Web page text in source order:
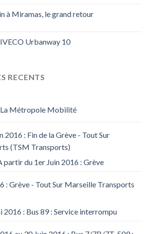
à Miramas, le grand retour
Urbanway 10
RECENTS
La Métropole Mobilité
2016 : Fin de la Grève - Tout Sur
(TSM Transports)
partir du 1er Juin 2016 : Grève
: Grève - Tout Sur Marseille Transports
2016 : Bus 89 : Service interrompu